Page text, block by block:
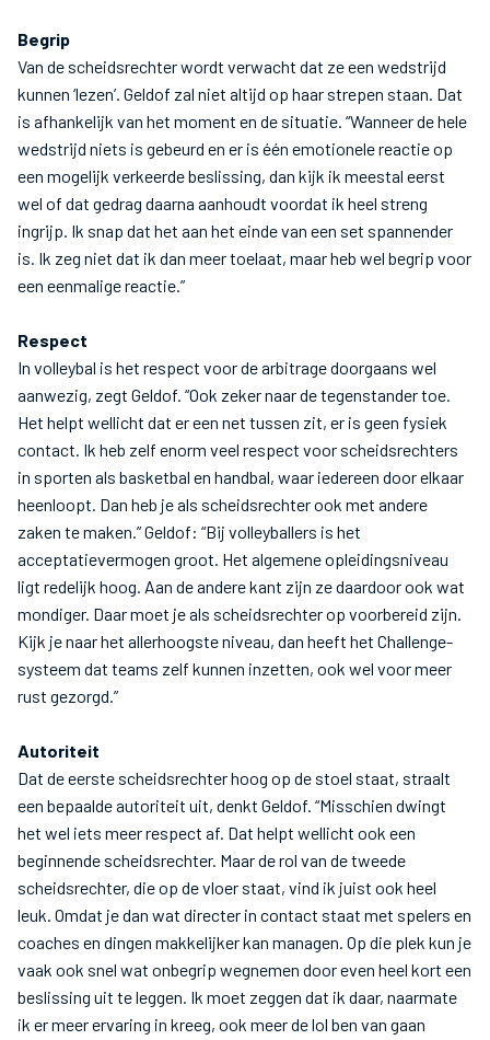
Begrip
Van de scheidsrechter wordt verwacht dat ze een wedstrijd
kunnen ‘lezen’. Geldof zal niet altijd op haar strepen staan. Dat
is afhankelijk van het moment en de situatie. “Wanneer de hele
wedstrijd niets is gebeurd en er is één emotionele reactie op
een mogelijk verkeerde beslissing, dan kijk ik meestal eerst
wel of dat gedrag daarna aanhoudt voordat ik heel streng
ingrijp. Ik snap dat het aan het einde van een set spannender
is. Ik zeg niet dat ik dan meer toelaat, maar heb wel begrip voor
een eenmalige reactie.”
Respect
In volleybal is het respect voor de arbitrage doorgaans wel
aanwezig, zegt Geldof. “Ook zeker naar de tegenstander toe.
Het helpt wellicht dat er een net tussen zit, er is geen fysiek
contact. Ik heb zelf enorm veel respect voor scheidsrechters
in sporten als basketbal en handbal, waar iedereen door elkaar
heenloopt. Dan heb je als scheidsrechter ook met andere
zaken te maken.” Geldof: “Bij volleyballers is het
acceptatievermogen groot. Het algemene opleidingsniveau
ligt redelijk hoog. Aan de andere kant zijn ze daardoor ook wat
mondiger. Daar moet je als scheidsrechter op voorbereid zijn.
Kijk je naar het allerhoogste niveau, dan heeft het Challenge-
systeem dat teams zelf kunnen inzetten, ook wel voor meer
rust gezorgd.”
Autoriteit
Dat de eerste scheidsrechter hoog op de stoel staat, straalt
een bepaalde autoriteit uit, denkt Geldof. “Misschien dwingt
het wel iets meer respect af. Dat helpt wellicht ook een
beginnende scheidsrechter. Maar de rol van de tweede
scheidsrechter, die op de vloer staat, vind ik juist ook heel
leuk. Omdat je dan wat directer in contact staat met spelers en
coaches en dingen makkelijker kan managen. Op die plek kun je
vaak ook snel wat onbegrip wegnemen door even heel kort een
beslissing uit te leggen. Ik moet zeggen dat ik daar, naarmate
ik er meer ervaring in kreeg, ook meer de lol ben van gaan